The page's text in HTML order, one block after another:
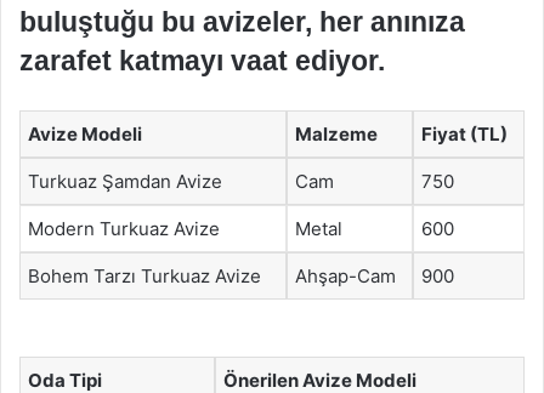
buluştuğu bu avizeler, her anınıza
zarafet katmayı vaat ediyor.
Avize Modeli Malzeme Fiyat (TL)
Turkuaz Şamdan Avize Cam 750
Modern Turkuaz Avize Metal 600
Bohem Tarzı Turkuaz Avize Ahşap-Cam 900
Oda Tipi Önerilen Avize Modeli